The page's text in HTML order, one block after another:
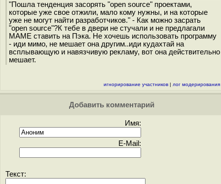
"Пошла тенденция засорять "open source" проектами,
которые уже свое отжили, мало кому нужны, и на которые
уже не могут найти разработчиков." - Как можно засрать
"open source"?К тебе в двери не стучали и не предлагали
MAME ставить на Пэка. Не хочешь использовать программу
- иди мимо, не мешает она другим..иди кудахтай на
всплывающую и навязчивую рекламу, вот она действительно
мешает.
игнорирование участников | лог модерирования
Добавить комментарий
Имя:
E-Mail:
Текст: